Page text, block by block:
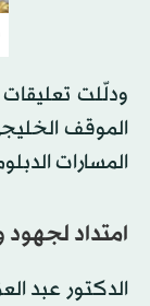
ودلّلت
الموقف
المسارات
امتداد
الدكتور عبد